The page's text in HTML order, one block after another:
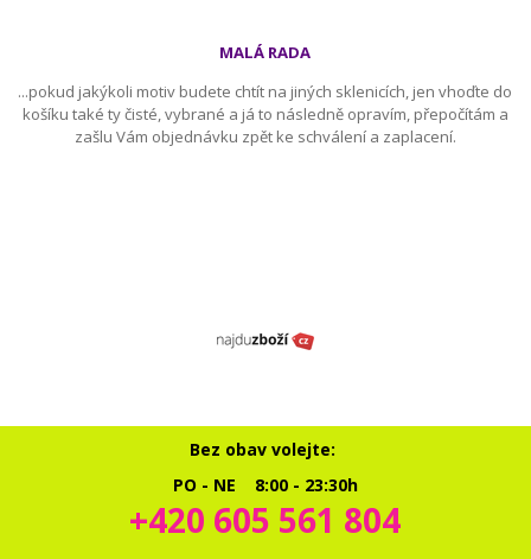
MALÁ RADA
...pokud jakýkoli motiv budete chtít na jiných sklenicích, jen vhoďte do
košíku také ty čisté, vybrané a já to následně opravím, přepočítám a
zašlu Vám objednávku zpět ke schválení a zaplacení.
Bez obav volejte:
PO - NE 8:00 - 23:30h
+420 605 561 804